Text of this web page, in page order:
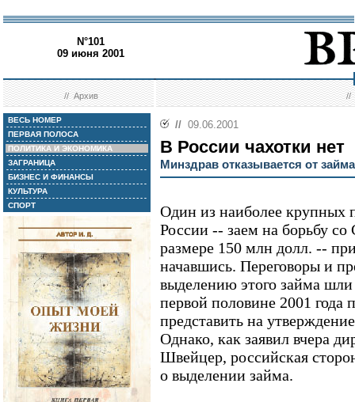
N°101
09 июня 2001
//Архив //
ВЕСЬ НОМЕР
ПЕРВАЯ ПОЛОСА
ПОЛИТИКА И ЭКОНОМИКА
ЗАГРАНИЦА
БИЗНЕС И ФИНАНСЫ
КУЛЬТУРА
СПОРТ
// 09.06.2001
В России чахотки нет
Минздрав отказывается от
Один из наиболее крупных
России -- заем на борьбу
размере 150 млн долл. --
начавшись. Переговоры и
выделению этого займа шли
первой половине 2001 года
представить на
Однако, как заявил вчера
Швейцер, российская
о выделении займа.